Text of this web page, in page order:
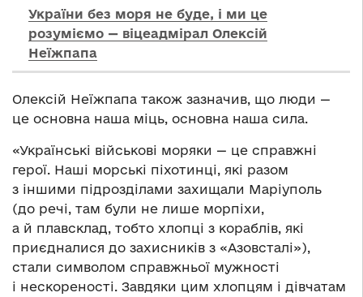
України без моря не буде, і ми це
розуміємо — віцеадмірал Олексій
Неїжпапа
Олексій Неїжпапа також зазначив, що люди —
це основна наша міць, основна наша сила.
«Українські військові моряки — це справжні
герої. Наші морські піхотинці, які разом
з іншими підрозділами захищали Маріуполь
(до речі, там були не лише морпіхи,
а й плавсклад, тобто хлопці з кораблів, які
приєдналися до захисників з «Азовсталі»),
стали символом справжньої мужності
і нескореності. Завдяки цим хлопцям і дівчатам